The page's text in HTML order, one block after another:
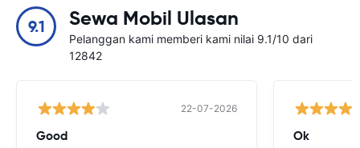
9.1 Sewa Mobil Ulasan
Pelanggan kami memberi kami nilai 9.1/10 dari
12842
22-07-2026
Good Ok